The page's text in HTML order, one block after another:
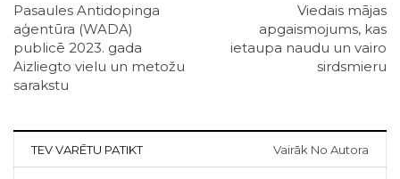
Pasaules Antidopinga
aģentūra (WADA)
publicē 2023. gada
Aizliegto vielu un metožu
sarakstu
Viedais mājas
apgaismojums, kas
ietaupa naudu un vairo
sirdsmieru
TEV VARĒTU PATIKT Vairāk No Autora